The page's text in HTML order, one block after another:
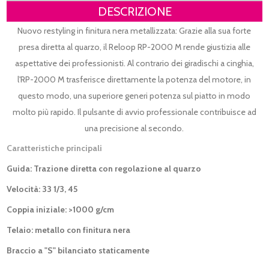
DESCRIZIONE
Nuovo restyling in finitura nera metallizzata: Grazie alla sua forte
presa diretta al quarzo, il Reloop RP-2000 M rende giustizia alle
aspettative dei professionisti. Al contrario dei giradischi a cinghia,
l'RP-2000 M trasferisce direttamente la potenza del motore, in
questo modo, una superiore generi potenza sul piatto in modo
molto più rapido. Il pulsante di avvio professionale contribuisce ad
una precisione al secondo.
Caratteristiche principali
Guida: Trazione diretta con regolazione al quarzo
Velocità: 33 1/3, 45
Coppia iniziale: >1000 g/cm
Telaio: metallo con finitura nera
Braccio a "S" bilanciato staticamente